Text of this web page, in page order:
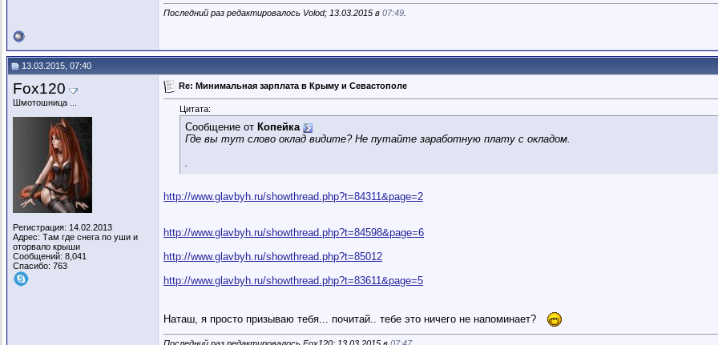
Последний раз редактировалось Volod; 13.03.2015 в 07:49
13.03.2015, 07:40
Fox120
Шмотошница ...
Регистрация: 14.02.2013
Адрес: Там где снега по уши и
оторвало крыши
Сообщений: 8,041
Спасибо: 763
Re: Минимальная зарплата в Крыму и Севастополе
Цитата:
Сообщение от Копейка
Где вы тут слово оклад видите? Не путайте заработную плату с окладом.
.
http://www.glavbyh.ru/showthread.php?t=84311&page=2
http://www.glavbyh.ru/showthread.php?t=84598&page=6
http://www.glavbyh.ru/showthread.php?t=85012
http://www.glavbyh.ru/showthread.php?t=83611&page=5
Наташ, я просто призываю тебя... почитай.. тебе это ничего не напоминает?